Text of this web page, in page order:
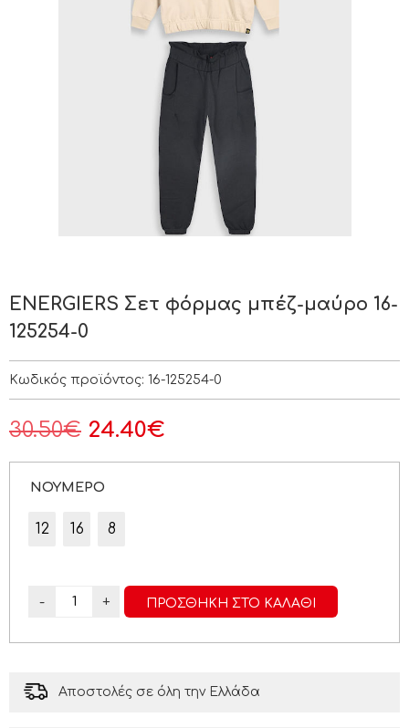
ENERGIERS Σετ φόρμας μπέζ-μαύρο 16-
125254-0
Κωδικός προϊόντος: 16-125254-0
30.50€ 24.40€
ΝΟΥΜΕΡΟ
12 16 8
- + ΠΡΟΣΘΉΚΗ ΣΤΟ ΚΑΛΆΘΙ
Αποστολές σε όλη την Ελλάδα